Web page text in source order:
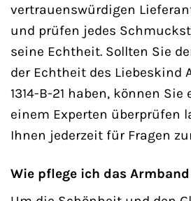
vertrauenswürdigen
und prüfen jedes
seine Echtheit. Sollten Sie
der Echtheit des Liebeskind
1314-B-21 haben, können Sie
einem Experten überprüfen
Ihnen jederzeit für Fragen
Wie pflege ich das